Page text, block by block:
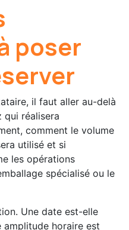
poser
il faut aller au-delà
qui réalisera
comment le volume
utilisé et si
les opérations
spécialisé ou le
Une date est-elle
amplitude horaire est